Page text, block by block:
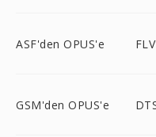
ASF'den OPUS'e
GSM'den OPUS'e